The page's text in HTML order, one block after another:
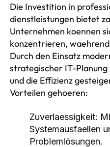
Die Investition in
dienstleistungen bietet
Unternehmen koennen
konzentrieren,
Durch den Einsatz
strategischer IT-
und die Effizienz
Vorteilen gehoeren:
Zuverlaessigkeit:
Systemausfaellen
Problemlösungen.